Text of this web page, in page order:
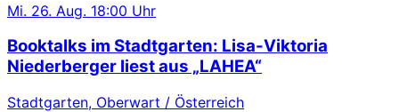
Mi. 26. Aug. 18:00 Uhr
Booktalks im Stadtgarten: Lisa-Viktoria
Niederberger liest aus „LAHEA“
Stadtgarten, Oberwart / Österreich